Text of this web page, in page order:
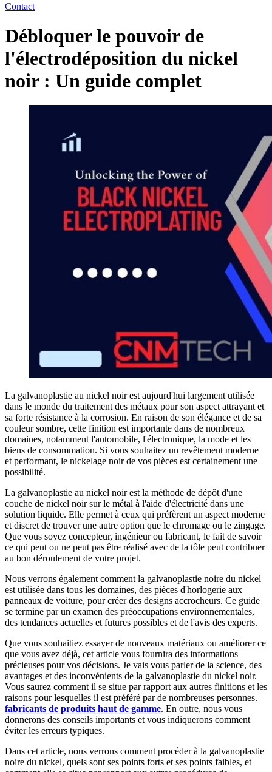
Contact
Débloquer le pouvoir de
l'électrodéposition du nickel
noir : Un guide complet
La galvanoplastie au nickel noir est aujourd'hui largement utilisée
dans le monde du traitement des métaux pour son aspect attrayant et
sa forte résistance à la corrosion. En raison de son élégance et de sa
couleur sombre, cette finition est importante dans de nombreux
domaines, notamment l'automobile, l'électronique, la mode et les
biens de consommation. Si vous souhaitez un revêtement moderne
et performant, le nickelage noir de vos pièces est certainement une
possibilité.
La galvanoplastie au nickel noir est la méthode de dépôt d'une
couche de nickel noir sur le métal à l'aide d'électricité dans une
solution liquide. Elle permet à ceux qui préfèrent un aspect moderne
et discret de trouver une autre option que le chromage ou le zingage.
Que vous soyez concepteur, ingénieur ou fabricant, le fait de savoir
ce qui peut ou ne peut pas être réalisé avec de la tôle peut contribuer
au bon déroulement de votre projet.
Nous verrons également comment la galvanoplastie noire du nickel
est utilisée dans tous les domaines, des pièces d'horlogerie aux
panneaux de voiture, pour créer des designs accrocheurs. Ce guide
se termine par un examen des préoccupations environnementales,
des tendances actuelles et futures possibles et de l'avis des experts.
Que vous souhaitiez essayer de nouveaux matériaux ou améliorer ce
que vous avez déjà, cet article vous fournira des informations
précieuses pour vos décisions. Je vais vous parler de la science, des
avantages et des inconvénients de la galvanoplastie du nickel noir.
Vous saurez comment il se situe par rapport aux autres finitions et les
raisons pour lesquelles il est préféré par de nombreuses personnes.
fabricants de produits haut de gamme. En outre, nous vous
donnerons des conseils importants et vous indiquerons comment
éviter les erreurs typiques.
Dans cet article, nous verrons comment procéder à la galvanoplastie
noire du nickel, quels sont ses points forts et ses points faibles, et